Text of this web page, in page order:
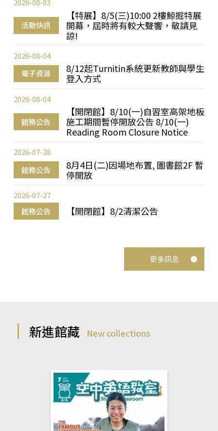
活動快訊
【特展】8/5(三)10:00 2樓鯨掘特展
開幕，屆時將有較大聲響，敬請見
諒!
2026-08-03
電子資源
8/12起Turnitin系統更新教師與學生
登入方式
2026-08-04
館務公告
【開閉館】8/10(一)自習室高架地板
施工期間暫停開放公告 8/10(一)
Reading Room Closure Notice
2026-08-04
館務公告
8月4日(二)因場地布置, 圖書館2F 暫
停開放
2026-07-28
館務公告 【開閉館】8/2清潔公告
2026-07-27
更多訊息
新進館藏 New collections